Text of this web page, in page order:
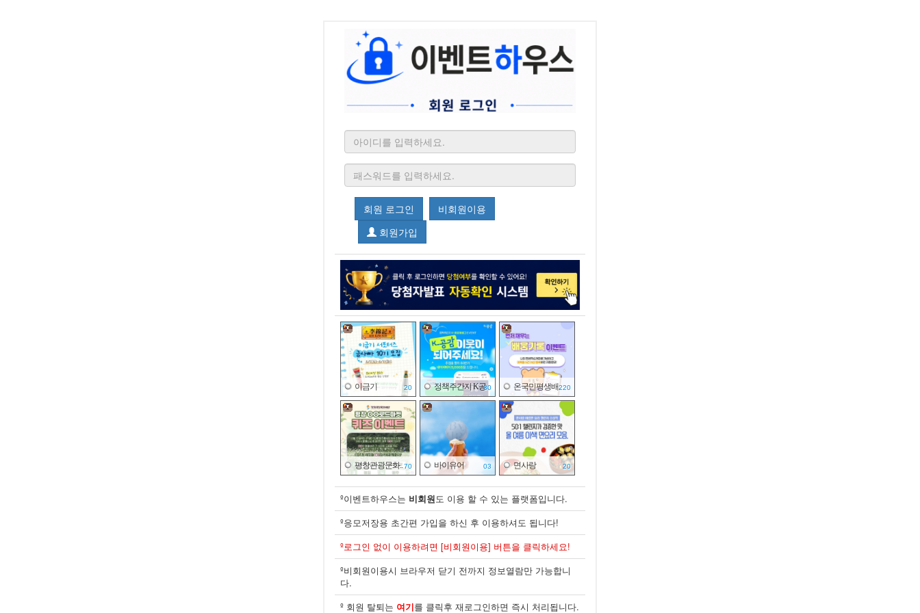
회원 로그인
비회원이용
회원가입
이금기 20 정책주간지 K공..80 온국민평생배..220
평창관광문화..70 바이유어 03 면사랑 20
일산병원 20 면사랑 10 공영쇼핑 100
º이벤트하우스는 비회원도 이용 할 수 있는 플랫폼입니다.
º응모저장용 초간편 가입을 하신 후 이용하셔도 됩니다!
º로그인 없이 이용하려면 [비회원이용] 버튼을 클릭하세요!
º비회원이용시 브라우저 닫기 전까지 정보열람만 가능합니
다.
º 회원 탈퇴는 여기를 클릭후 재로그인하면 즉시 처리됩니다.